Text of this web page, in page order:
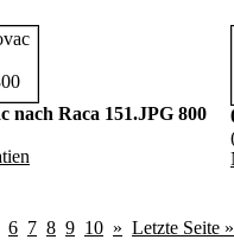
nach Raca 151.JPG 800
6 7 8 9 10 » Letzte Seite »